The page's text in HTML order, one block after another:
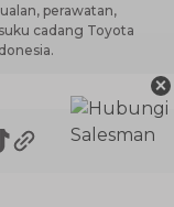
perawatan,
cadang Toyota
×